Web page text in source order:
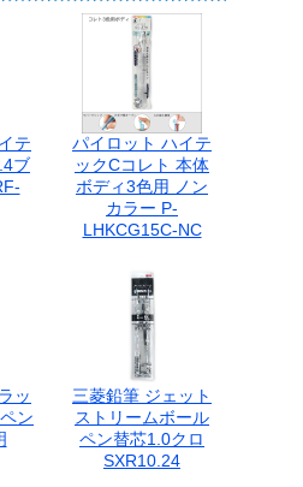
テ
ブ
パイロット ハイテ
ックCコレト 本体
ボディ3色用 ノン
カラー P-
LHKCG15C-NC
ッ
ン
三菱鉛筆 ジェット
ストリームボール
ペン替芯1.0クロ
SXR10.24